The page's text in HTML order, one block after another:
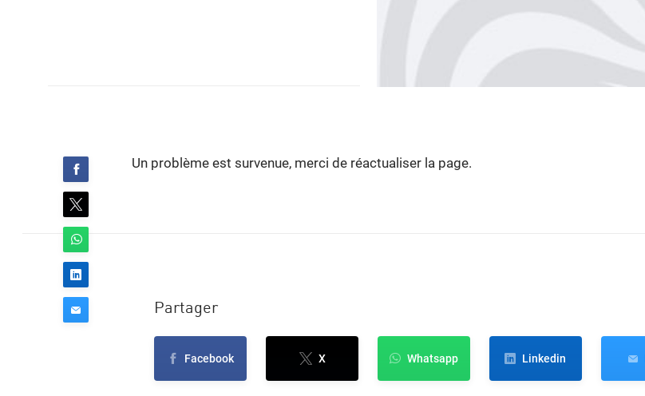
Un problème est survenue, merci de réactualiser la page.
Partager
Facebook X Whatsapp Linkedin